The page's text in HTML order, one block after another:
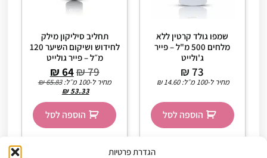
הגדרת פרטיות
שמפו גולד קרטין ללא
מלחים 500 מ"ל – פייר
ג'ולייט
₪73
מחיר ל-100 מ״ל: ₪14.60
הוספה לסל
תחליב סיליקון מילק
לחידוש ושיקום השיער 120
מ״ל – פייר גולייט
₪79
₪64
מחיר ל-100 מ״ל: ₪65.83
₪53.33
הוספה לסל